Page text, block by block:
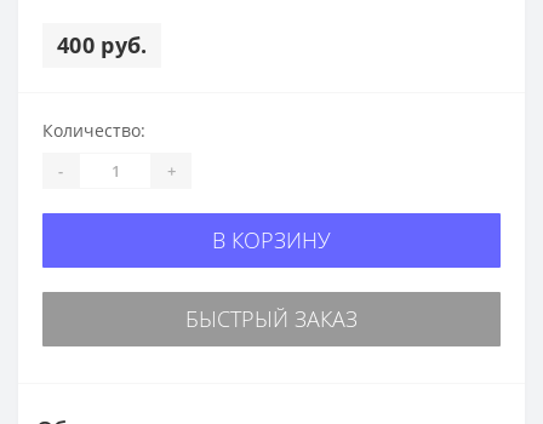
400 руб.
Количество:
- +
В КОРЗИНУ
БЫСТРЫЙ ЗАКАЗ